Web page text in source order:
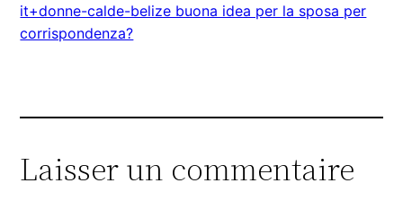
it+donne-calde-belize buona idea per la sposa per
corrispondenza?
Laisser un commentaire